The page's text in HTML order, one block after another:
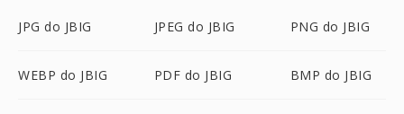
JPG do JBIG JPEG do JBIG PNG do JBIG
WEBP do JBIG PDF do JBIG BMP do JBIG